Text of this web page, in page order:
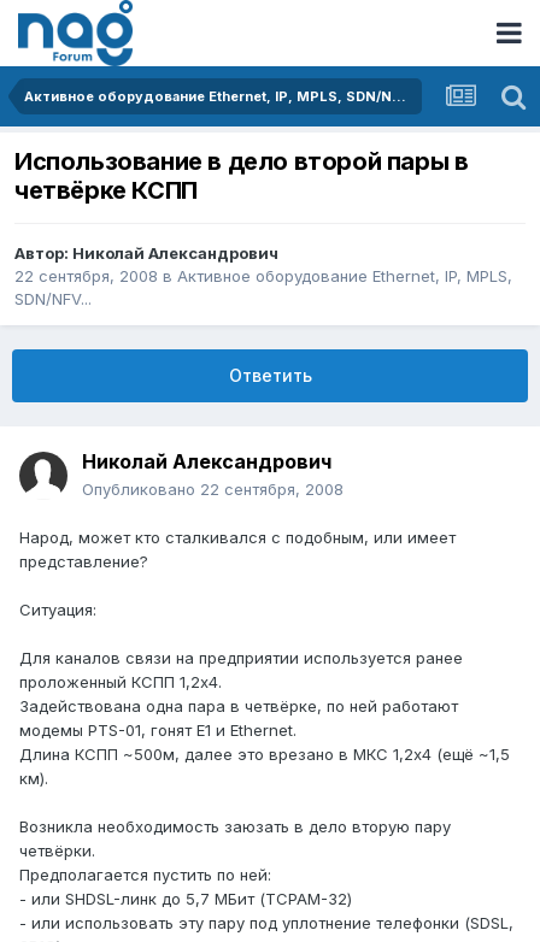
Активное оборудование Ethernet, IP, MPLS, SDN/NFV...
Использование в дело второй пары в
четвёрке КСПП
Автор: Николай Александрович
22 сентября, 2008 в Активное оборудование Ethernet, IP, MPLS,
SDN/NFV...
Ответить
Николай Александрович
Опубликовано 22 сентября, 2008
Народ, может кто сталкивался с подобным, или имеет
представление?
Ситуация:
Для каналов связи на предприятии используется ранее
проложенный КСПП 1,2х4.
Задействована одна пара в четвёрке, по ней работают
модемы PTS-01, гонят E1 и Ethernet.
Длина КСПП ~500м, далее это врезано в МКС 1,2х4 (ещё ~1,5
км).
Возникла необходимость заюзать в дело вторую пару
четвёрки.
Предполагается пустить по ней:
- или SHDSL-линк до 5,7 МБит (TCPAM-32)
- или использовать эту пару под уплотнение телефонки (SDSL,